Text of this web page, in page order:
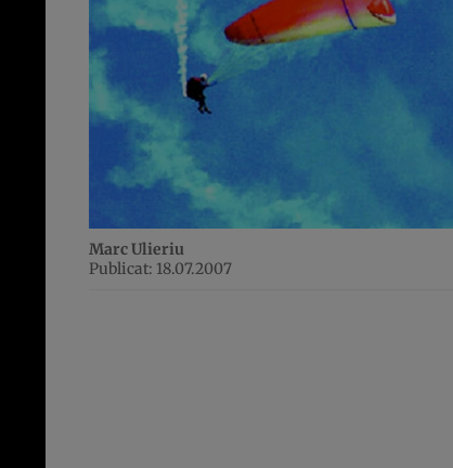
Marc Ulieriu
Publicat: 18.07.2007